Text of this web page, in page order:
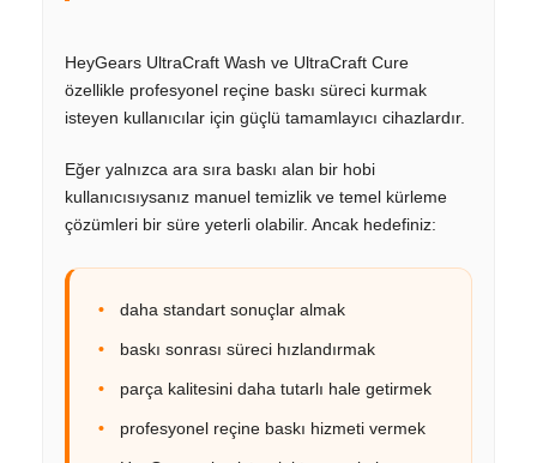
HeyGears UltraCraft Wash ve UltraCraft Cure
özellikle profesyonel reçine baskı süreci kurmak
isteyen kullanıcılar için güçlü tamamlayıcı cihazlardır.
Eğer yalnızca ara sıra baskı alan bir hobi
kullanıcısıysanız manuel temizlik ve temel kürleme
çözümleri bir süre yeterli olabilir. Ancak hedefiniz:
daha standart sonuçlar almak
baskı sonrası süreci hızlandırmak
parça kalitesini daha tutarlı hale getirmek
profesyonel reçine baskı hizmeti vermek